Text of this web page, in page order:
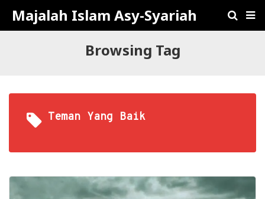
Majalah Islam Asy-Syariah
Browsing Tag
Teman Yang Baik